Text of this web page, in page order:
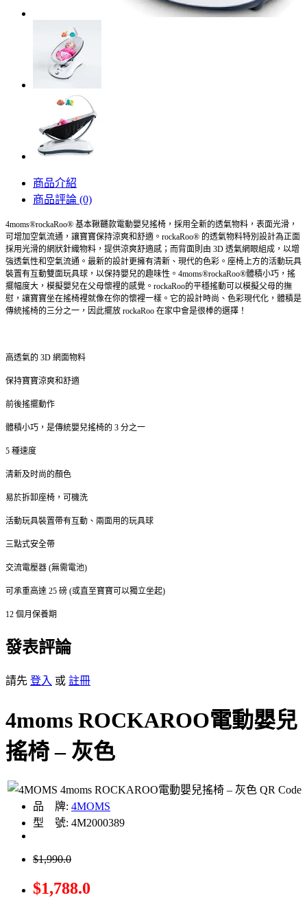
商品介紹
商品評論 (0)
4moms®rockaRoo® 基本鞦韆款電動嬰兒搖椅，採用全新的透氣物料，表面光滑，
可增加空氣流通，讓寶寶保持涼爽和舒適。rockaRoo® 的透氣物料特別設計為正面
採用光滑的網狀針織物料，提供涼爽舒適感；而背面則由 3D 透氣網眼組成，以增
強透氣性和空氣流通。最新的設計更擁有清新、現代的色彩。座椅上方的活動玩具
裝置有互動雙面玩具球，以保持嬰兒的趣味性。4moms®rockaRoo®體積小巧，搖
擺幅度大，模擬嬰兒在父母懷裡的感覺。rockaRoo的平穩搖動可以模擬父母的撫
慰，讓寶寶坐在搖椅裡就像在你的懷裡一樣。它的設計時尚、色彩現代化，體積是
傳統搖椅的三分之一，因此擺放 rockaRoo 在家中會是很棒的選擇！
高透氣的 3D 網面物料
保持寶寶涼爽和舒適
前後搖擺動作
體積小巧，是傳統嬰兒搖椅的 3 分之一
5 種速度
清新及时尚的顏色
易於拆卸座椅，可機洗
活動玩具裝置帶有互動、兩面用的玩具球
三點式安全帶
交流電壓器 (無需電池)
可承重高達 25 磅 (或直至寶寶可以獨立坐起)
12 個月保養期
發表評論
請先 登入 或 註冊
4moms ROCKAROO電動嬰兒
搖椅 – 灰色
品 牌: 4MOMS
型 號: 4M2000389
$1,990.0
$1,788.0